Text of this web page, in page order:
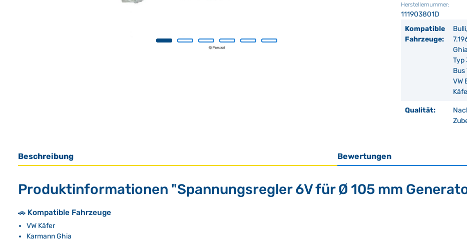
Herstellernummer:
111903801D
Kompatible
Fahrzeuge:
Typ
Bus
VW
Qualität:
Beschreibung Bewertungen
Produktinformationen "Spannungsregler 6V für Ø 105 mm
🚗 Kompatible Fahrzeuge
VW Käfer
Karmann Ghia